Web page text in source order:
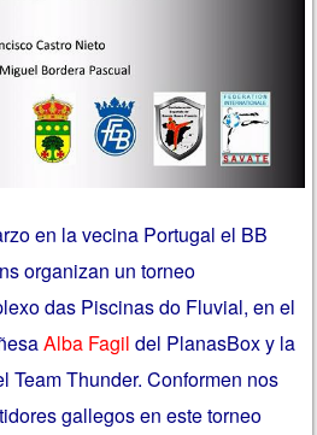
en la vecina Portugal el BB
organizan un torneo
das Piscinas do Fluvial, en el
Alba Fagildel PlanasBox y la
Team Thunder. Conformen nos
gallegos en este torneo